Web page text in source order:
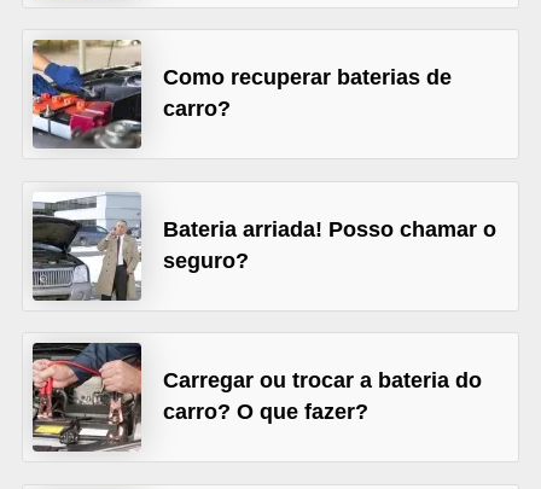
Como recuperar baterias de
carro?
Bateria arriada! Posso chamar o
seguro?
Carregar ou trocar a bateria do
carro? O que fazer?
u
l
o
B
i
c
c
l
e